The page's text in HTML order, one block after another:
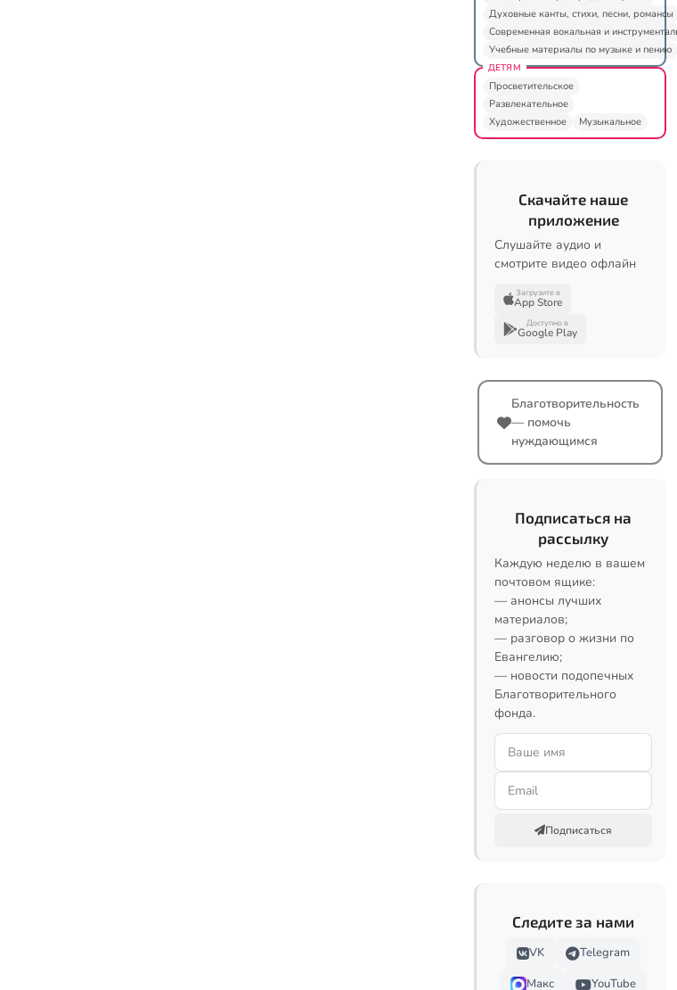
Духовные канты, стихи, песни, романсы
Современная вокальная и
Учебные материалы по музыке и пению
ДЕТЯМ
Просветительское
Развлекательное
Художественное
Музыкальное
Скачайте наше
приложение
Слушайте аудио и
смотрите видео офлайн
Загрузите в
App Store
Доступно в
Google Play
Благотворительность
— помочь
нуждающимся
Подписаться на
рассылку
Каждую неделю в вашем
почтовом ящике:
— анонсы лучших
материалов;
— разговор о жизни по
Евангелию;
— новости подопечных
Благотворительного
фонда.
Подписаться
Следите за нами
VK
Telegram
Макс
YouTube